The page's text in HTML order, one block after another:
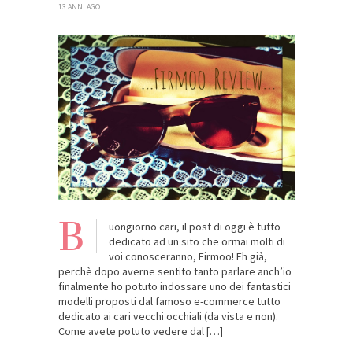
13 ANNI AGO
B
uongiorno cari, il post di oggi è tutto
dedicato ad un sito che ormai molti di
voi conosceranno, Firmoo! Eh già,
perchè dopo averne sentito tanto parlare anch’io
finalmente ho potuto indossare uno dei fantastici
modelli proposti dal famoso e-commerce tutto
dedicato ai cari vecchi occhiali (da vista e non).
Come avete potuto vedere dal […]